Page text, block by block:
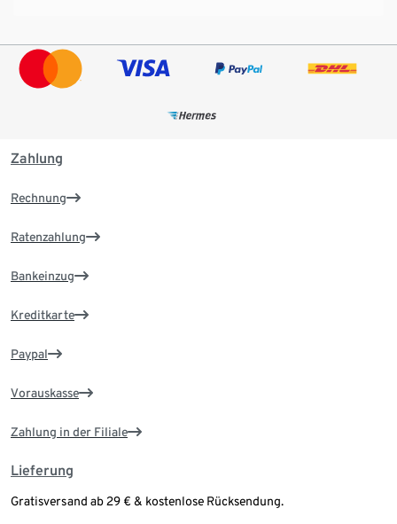
Zahlung
Rechnung
Ratenzahlung
Bankeinzug
Kreditkarte
Paypal
Vorauskasse
Zahlung in der Filiale
Lieferung
Gratisversand ab 29 € & kostenlose Rücksendung.